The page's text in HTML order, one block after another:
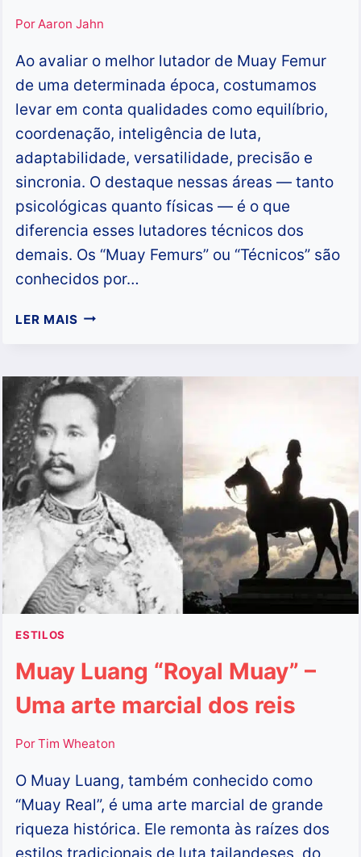
Por Aaron Jahn
Ao avaliar o melhor lutador de Muay Femur
de uma determinada época, costumamos
levar em conta qualidades como equilíbrio,
coordenação, inteligência de luta,
adaptabilidade, versatilidade, precisão e
sincronia. O destaque nessas áreas — tanto
psicológicas quanto físicas — é o que
diferencia esses lutadores técnicos dos
demais. Os “Muay Femurs” ou “Técnicos” são
conhecidos por…
LER MAIS QUEM
MELHOR
LUTADORA
DE
MUAY
FEMUR
NA
DÉCADA
DE
1990?
ESTILOS
Muay Luang “Royal Muay” –
Uma arte marcial dos reis
PorTim Wheaton
O Muay Luang, também conhecido como
“Muay Real”, é uma arte marcial de grande
riqueza histórica. Ele remonta às raízes dos